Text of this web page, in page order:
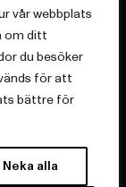
vår webbplats
om ditt
du besöker
för att
bättre för
Neka alla